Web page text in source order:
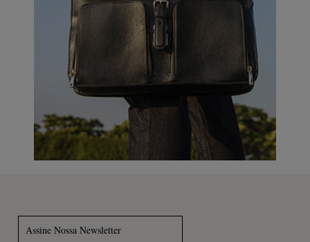
Assine Nossa Newsletter